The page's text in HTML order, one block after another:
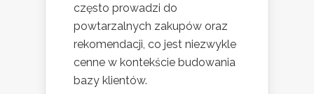
często prowadzi do
powtarzalnych zakupów oraz
rekomendacji, co jest niezwykle
cenne w kontekście budowania
bazy klientów.